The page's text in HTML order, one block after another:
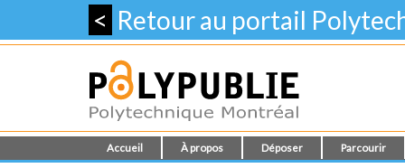
< Retour au portail
Accueil À propos Déposer Parcourir